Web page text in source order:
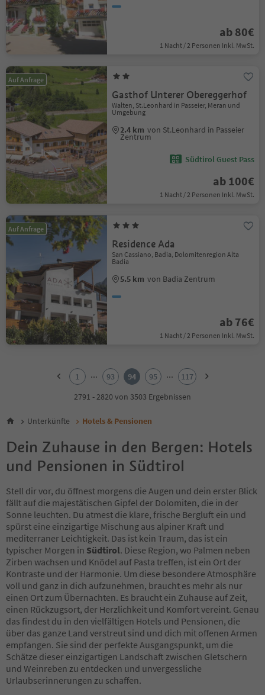
ab 80€
1 Nacht / 2 Personen Inkl. MwSt.
Auf Anfrage
Gasthof Unterer Obereggerhof
Walten, St.Leonhard in Passeier, Meran und
Umgebung
2.4 km von St.Leonhard in Passeier
Zentrum
Südtirol Guest Pass
ab 100€
1 Nacht / 2 Personen Inkl. MwSt.
Auf Anfrage
Residence Ada
San Cassiano, Badia, Dolomitenregion Alta
Badia
5.5 km von Badia Zentrum
ab 76€
1 Nacht / 2 Personen Inkl. MwSt.
6
8
9
10
12
13
14
15
16
17
18
19
20
21
22
23
24
25
26
27
28
1 ... 93 94 95 ...
117
2791 - 2820 von 3503 Ergebnissen
Unterkünfte Hotels & Pensionen
Dein Zuhause in den Bergen: Hotels
und Pensionen in Südtirol
Stell dir vor, du öffnest morgens die Augen und dein erster Blick
fällt auf die majestätischen Gipfel der Dolomiten, die in der
Sonne leuchten. Du atmest die klare, frische Bergluft ein und
spürst eine einzigartige Mischung aus alpiner Kraft und
mediterraner Leichtigkeit. Das ist kein Traum, das ist ein
typischer Morgen in Südtirol. Diese Region, wo Palmen neben
Zirben wachsen und Knödel auf Pasta treffen, ist ein Ort der
Kontraste und der Harmonie. Um diese besondere Atmosphäre
voll und ganz in dich aufzunehmen, braucht es mehr als nur
einen Ort zum Übernachten. Es braucht ein Zuhause auf Zeit,
einen Rückzugsort, der Herzlichkeit und Komfort vereint. Genau
das findest du in den vielfältigen Hotels und Pensionen, die
über das ganze Land verstreut sind und dich mit offenen Armen
empfangen. Sie sind der perfekte Ausgangspunkt, um die
Schätze dieser einzigartigen Landschaft zwischen Gletschern
und Weinreben zu entdecken und unvergessliche
Urlaubserinnerungen zu schaffen.